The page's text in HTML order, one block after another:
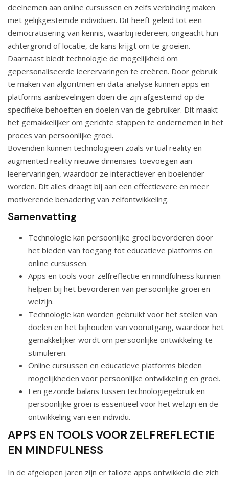
deelnemen aan online cursussen en zelfs verbinding maken
met gelijkgestemde individuen. Dit heeft geleid tot een
democratisering van kennis, waarbij iedereen, ongeacht hun
achtergrond of locatie, de kans krijgt om te groeien.
Daarnaast biedt technologie de mogelijkheid om
gepersonaliseerde leerervaringen te creëren. Door gebruik
te maken van algoritmen en data-analyse kunnen apps en
platforms aanbevelingen doen die zijn afgestemd op de
specifieke behoeften en doelen van de gebruiker. Dit maakt
het gemakkelijker om gerichte stappen te ondernemen in het
proces van persoonlijke groei.
Bovendien kunnen technologieën zoals virtual reality en
augmented reality nieuwe dimensies toevoegen aan
leerervaringen, waardoor ze interactiever en boeiender
worden. Dit alles draagt bij aan een effectievere en meer
motiverende benadering van zelfontwikkeling.
Samenvatting
Technologie kan persoonlijke groei bevorderen door
het bieden van toegang tot educatieve platforms en
online cursussen.
Apps en tools voor zelfreflectie en mindfulness kunnen
helpen bij het bevorderen van persoonlijke groei en
welzijn.
Technologie kan worden gebruikt voor het stellen van
doelen en het bijhouden van vooruitgang, waardoor het
gemakkelijker wordt om persoonlijke ontwikkeling te
stimuleren.
Online cursussen en educatieve platforms bieden
mogelijkheden voor persoonlijke ontwikkeling en groei.
Een gezonde balans tussen technologiegebruik en
persoonlijke groei is essentieel voor het welzijn en de
ontwikkeling van een individu.
APPS EN TOOLS VOOR ZELFREFLECTIE
EN MINDFULNESS
In de afgelopen jaren zijn er talloze apps ontwikkeld die zich